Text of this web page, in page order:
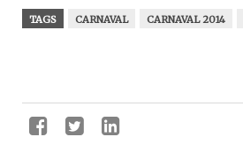
TAGS CARNAVAL CARNAVAL 2014